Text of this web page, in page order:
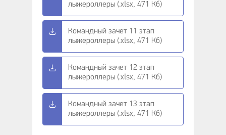
лыжероллеры (.xlsx, 471 Кб)
Командный зачет 11 этап
лыжероллеры (.xlsx, 471 Кб)
Командный зачет 12 этап
лыжероллеры (.xlsx, 471 Кб)
Командный зачет 13 этап
лыжероллеры (.xlsx, 471 Кб)